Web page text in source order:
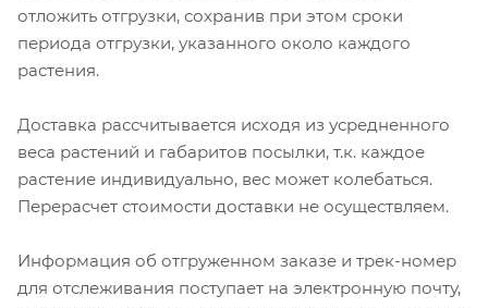
отложить отгрузки, сохранив при этом сроки
периода отгрузки, указанного около каждого
растения.
Доставка рассчитывается исходя из усредненного
веса растений и габаритов посылки, т.к. каждое
растение индивидуально, вес может колебаться.
Перерасчет стоимости доставки не осуществляем.
Информация об отгруженном заказе и трек-номер
для отслеживания поступает на электронную почту,